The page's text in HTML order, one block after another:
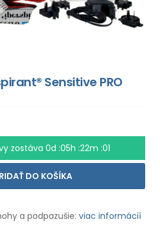
Sensitive PRO
zostáva 0d :05h :22m :00
DO KOŠÍKA
a podpazušie: viac informácií